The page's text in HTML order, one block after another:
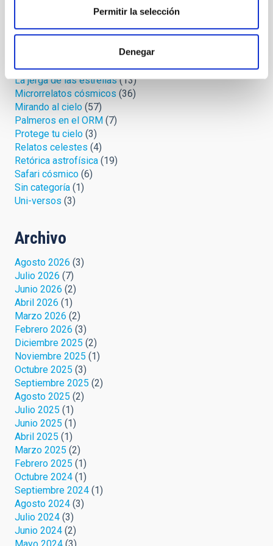
Permitir la selección
Denegar
Biblioteca estelar(5)
Crónicas del espacio(11)
IYL 2015, luces y ¡acción!(2)
La jerga de las estrellas(13)
Microrrelatos cósmicos (36)
Mirando al cielo (57)
Palmeros en el ORM (7)
Protege tu cielo (3)
Relatos celestes (4)
Retórica astrofísica (19)
Safari cósmico (6)
Sin categoría (1)
Uni-versos (3)
Archivo
Agosto 2026 (3)
Julio 2026 (7)
Junio 2026 (2)
Abril 2026 (1)
Marzo 2026 (2)
Febrero 2026 (3)
Diciembre 2025 (2)
Noviembre 2025 (1)
Octubre 2025 (3)
Septiembre 2025 (2)
Agosto 2025 (2)
Julio 2025 (1)
Junio 2025 (1)
Abril 2025 (1)
Marzo 2025 (2)
Febrero 2025 (1)
Octubre 2024 (1)
Septiembre 2024 (1)
Agosto 2024 (3)
Julio 2024 (3)
Junio 2024 (2)
Mayo 2024 (3)